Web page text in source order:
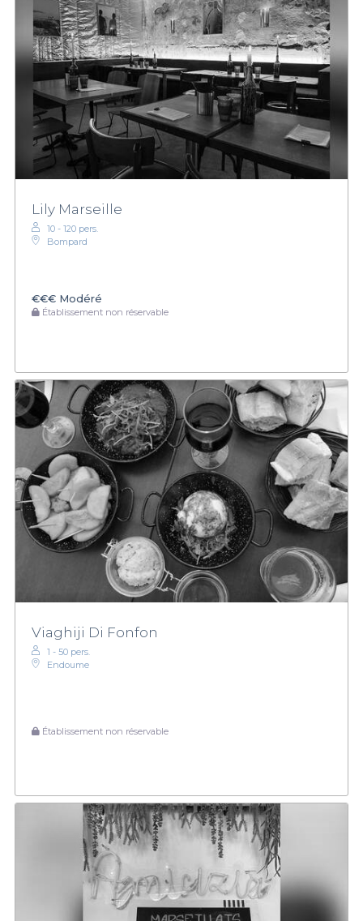
Lily Marseille
10 - 120 pers.
Bompard
€€€ Modéré
Établissement non réservable
Viaghiji Di Fonfon
1 - 50 pers.
Endoume
Établissement non réservable